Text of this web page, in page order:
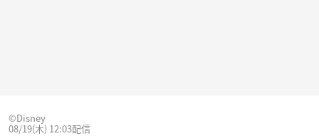
©︎Disney
08/19(木) 12:03配信